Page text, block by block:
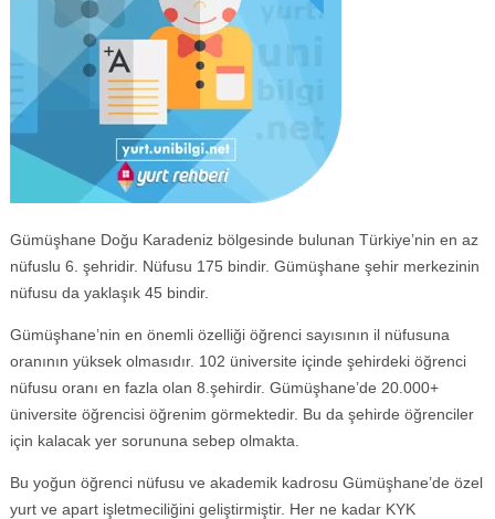
Gümüşhane Doğu Karadeniz bölgesinde bulunan Türkiye’nin en az
nüfuslu 6. şehridir. Nüfusu 175 bindir. Gümüşhane şehir merkezinin
nüfusu da yaklaşık 45 bindir.
Gümüşhane’nin en önemli özelliği öğrenci sayısının il nüfusuna
oranının yüksek olmasıdır. 102 üniversite içinde şehirdeki öğrenci
nüfusu oranı en fazla olan 8.şehirdir. Gümüşhane’de 20.000+
üniversite öğrencisi öğrenim görmektedir. Bu da şehirde öğrenciler
için kalacak yer sorununa sebep olmakta.
Bu yoğun öğrenci nüfusu ve akademik kadrosu Gümüşhane’de özel
yurt ve apart işletmeciliğini geliştirmiştir. Her ne kadar KYK